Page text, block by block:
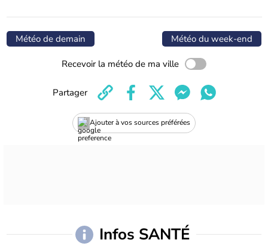
Météo de demain Météo du week-end
Recevoir la météo de ma ville
Ajouter à vos sources préférées
Partager
Infos SANTÉ